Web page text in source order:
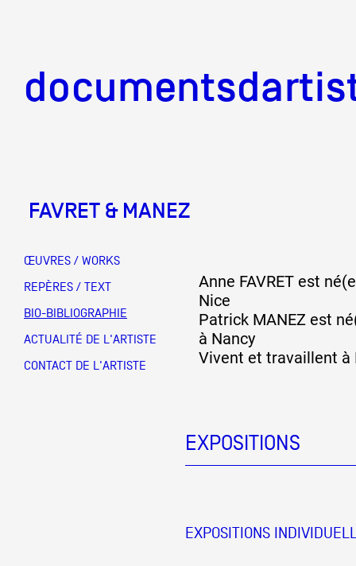
Mission
Équipe
Crédits
Actions
FAVRET & MANEZ
ŒUVRES / WORKS
REPÈRES / TEXT
BIO-BIBLIOGRAPHIE
ACTUALITÉ DE L'ARTISTE
CONTACT DE L'ARTISTE
Anne FAVRET est
Nice
Patrick MANEZ est
à Nancy
Vivent et travaillent à
EXPOSITIONS
EXPOSITIONS